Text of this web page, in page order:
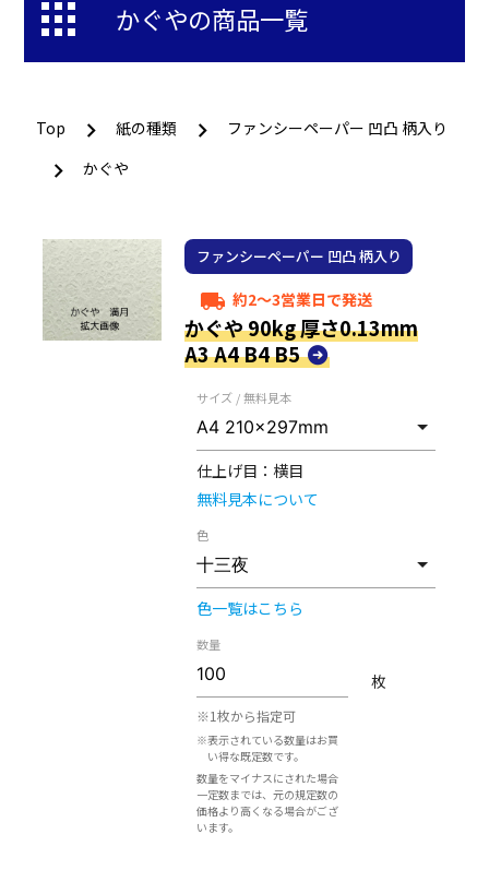
かぐやの商品一覧
Top 紙の種類
ファンシーペーパー 凹凸 柄入り
かぐや
ファンシーペーパー 凹凸 柄入り
local_shipping 約2～3営業日で発送
かぐや 90kg 厚さ0.13mm
A3 A4 B4 B5
サイズ / 無料見本
仕上げ目： 横目
無料見本について
色
色一覧はこちら
数量
※1枚から指定可
※表示されている数量はお買
い得な既定数です。
数量をマイナスにされた場合
一定数までは、元の規定数の
価格より高くなる場合がござ
います。
枚